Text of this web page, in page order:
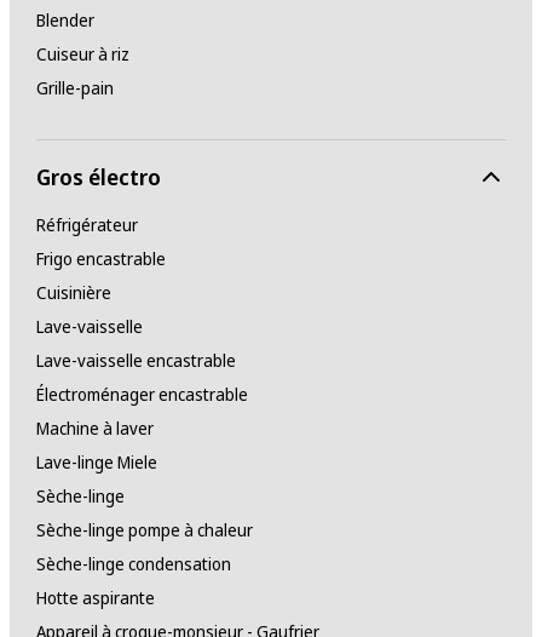
Blender
Cuiseur à riz
Grille-pain
Gros électro
Réfrigérateur
Frigo encastrable
Cuisinière
Lave-vaisselle
Lave-vaisselle encastrable
Électroménager encastrable
Machine à laver
Lave-linge Miele
Sèche-linge
Sèche-linge pompe à chaleur
Sèche-linge condensation
Hotte aspirante
Appareil à croque-monsieur - Gaufrier